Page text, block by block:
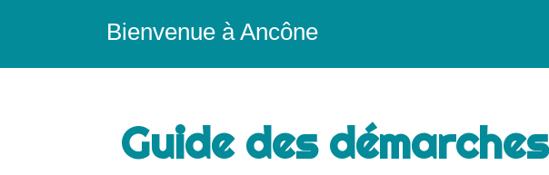
Bienvenue à Ancône
Guide des démarches